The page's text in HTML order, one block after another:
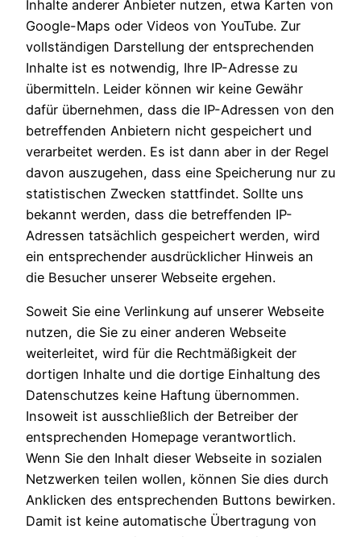
Inhalte anderer Anbieter nutzen, etwa Karten von
Google-Maps oder Videos von YouTube. Zur
vollständigen Darstellung der entsprechenden
Inhalte ist es notwendig, Ihre IP-Adresse zu
übermitteln. Leider können wir keine Gewähr
dafür übernehmen, dass die IP-Adressen von den
betreffenden Anbietern nicht gespeichert und
verarbeitet werden. Es ist dann aber in der Regel
davon auszugehen, dass eine Speicherung nur zu
statistischen Zwecken stattfindet. Sollte uns
bekannt werden, dass die betreffenden IP-
Adressen tatsächlich gespeichert werden, wird
ein entsprechender ausdrücklicher Hinweis an
die Besucher unserer Webseite ergehen.
Soweit Sie eine Verlinkung auf unserer Webseite
nutzen, die Sie zu einer anderen Webseite
weiterleitet, wird für die Rechtmäßigkeit der
dortigen Inhalte und die dortige Einhaltung des
Datenschutzes keine Haftung übernommen.
Insoweit ist ausschließlich der Betreiber der
entsprechenden Homepage verantwortlich.
Wenn Sie den Inhalt dieser Webseite in sozialen
Netzwerken teilen wollen, können Sie dies durch
Anklicken des entsprechenden Buttons bewirken.
Damit ist keine automatische Übertragung von